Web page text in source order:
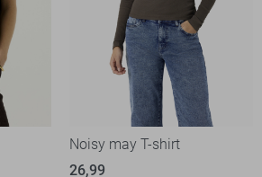
Noisy may T-shirt
26,99